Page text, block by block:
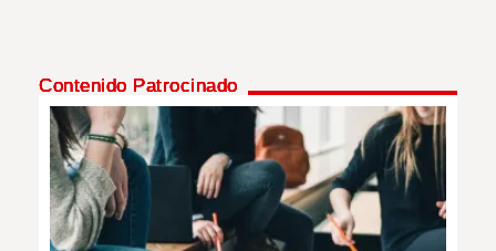
Contenido Patrocinado